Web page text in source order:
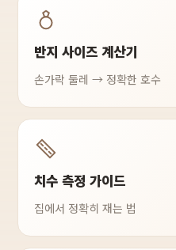
반지 사이즈 계산기
손가락 둘레 → 정확한 호수
치수 측정 가이드
집에서 정확히 재는 법